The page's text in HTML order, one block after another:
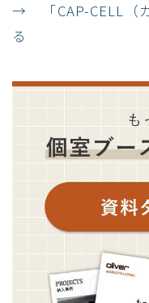
→ 「CAP-CELL（
る